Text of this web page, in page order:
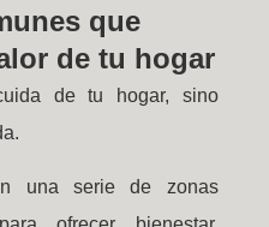
que
de tu hogar
de tu hogar, sino
una serie de zonas